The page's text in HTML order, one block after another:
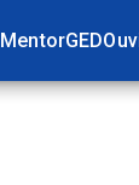
MentorGED